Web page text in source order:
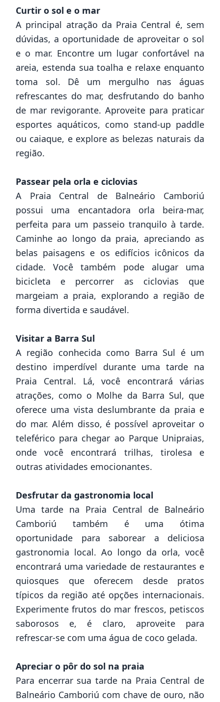
Curtir o sol e o mar
A principal atração da Praia Central é, sem
dúvidas, a oportunidade de aproveitar o sol
e o mar. Encontre um lugar confortável na
areia, estenda sua toalha e relaxe enquanto
toma sol. Dê um mergulho nas águas
refrescantes do mar, desfrutando do banho
de mar revigorante. Aproveite para praticar
esportes aquáticos, como stand-up paddle
ou caiaque, e explore as belezas naturais da
região.
Passear pela orla e ciclovias
A Praia Central de Balneário Camboriú
possui uma encantadora orla beira-mar,
perfeita para um passeio tranquilo à tarde.
Caminhe ao longo da praia, apreciando as
belas paisagens e os edifícios icônicos da
cidade. Você também pode alugar uma
bicicleta e percorrer as ciclovias que
margeiam a praia, explorando a região de
forma divertida e saudável.
Visitar a Barra Sul
A região conhecida como Barra Sul é um
destino imperdível durante uma tarde na
Praia Central. Lá, você encontrará várias
atrações, como o Molhe da Barra Sul, que
oferece uma vista deslumbrante da praia e
do mar. Além disso, é possível aproveitar o
teleférico para chegar ao Parque Unipraias,
onde você encontrará trilhas, tirolesa e
outras atividades emocionantes.
Desfrutar da gastronomia local
Uma tarde na Praia Central de Balneário
Camboriú também é uma ótima
oportunidade para saborear a deliciosa
gastronomia local. Ao longo da orla, você
encontrará uma variedade de restaurantes e
quiosques que oferecem desde pratos
típicos da região até opções internacionais.
Experimente frutos do mar frescos, petiscos
saborosos e, é claro, aproveite para
refrescar-se com uma água de coco gelada.
Apreciar o pôr do sol na praia
Para encerrar sua tarde na Praia Central de
Balneário Camboriú com chave de ouro, não